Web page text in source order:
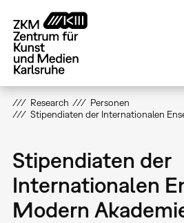
zum
Inhalt
Research
Personen
Stipendiaten der Internationalen
Stipendiaten der
Internationalen
Modern